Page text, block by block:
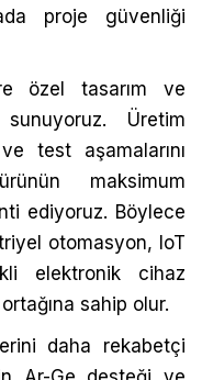
proje güvenliği
özel tasarım ve
Üretim
test aşamalarını
maksimum
ediyoruz. Böylece
otomasyon, IoT
elektronik cihaz
sahip olur.
daha rekabetçi